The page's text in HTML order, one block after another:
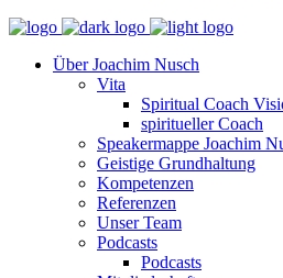
Über Joachim Nusch
Vita
Spiritual Coach
spiritueller Coach
Speakermappe Joachim
Geistige Grundhaltung
Kompetenzen
Referenzen
Unser Team
Podcasts
Podcasts